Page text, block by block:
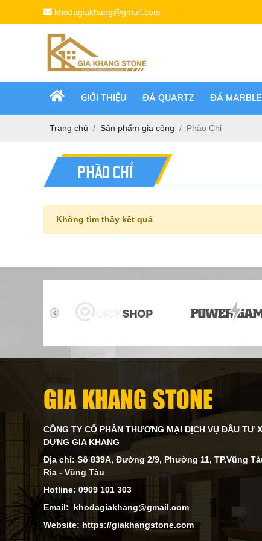
khodagiakhang@gmail.com
GIỚI THIỆU ĐÁ QUARTZ ĐÁ
Trang chủ Sản phẩm gia công Phào Chỉ
PHÀO CHỈ
Không tìm thấy kết quả
GIA KHANG STONE
CÔNG TY CỔ PHẦN THƯƠNG MẠI DỊCH VỤ ĐẦU TƯ
DỰNG GIA KHANG
Địa chỉ: Số 839A, Đường 2/9, Phường 11, TP.Vũng
Rịa - Vũng Tàu
Hotline: 0909 101 303
Email: khodagiakhang@gmail.com
Website: https://giakhangstone.com